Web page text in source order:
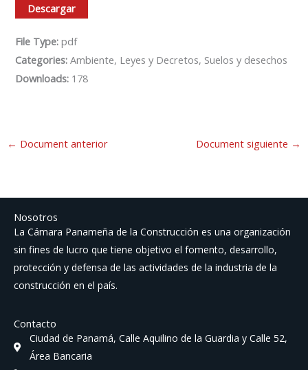
Descargar
File Type:pdf
Categories:Ambiente, Leyes y Decretos, Suelos y desechos
Downloads: 178
← Document anterior Document siguiente →
Nosotros
La Cámara Panameña de la Construcción es una organización
sin fines de lucro que tiene objetivo el fomento, desarrollo,
protección y defensa de las actividades de la industria de la
construcción en el país.
Contacto
Ciudad de Panamá, Calle Aquilino de la Guardia y Calle 52,
Área Bancaria